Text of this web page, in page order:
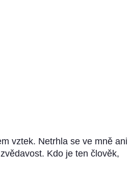
vztek. Netrhla se ve mně ani
Kdo je ten člověk,